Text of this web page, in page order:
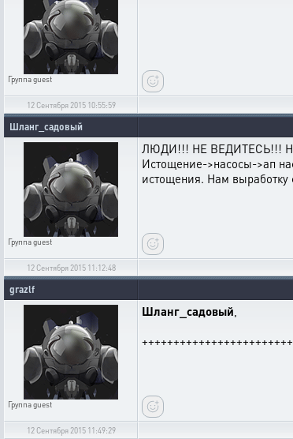
Группаguest
12 Сентября 2015 10:55:59
Шланг_садовый
Группаguest
ЛЮДИ!!! НЕ ВЕДИТЕСЬ!!! НАС
Истощение->насосы->ап
истощения. Нам выработку
12 Сентября 2015 11:12:48
grazlf
Группаguest
Шланг_садовый,
12 Сентября 2015 11:49:29